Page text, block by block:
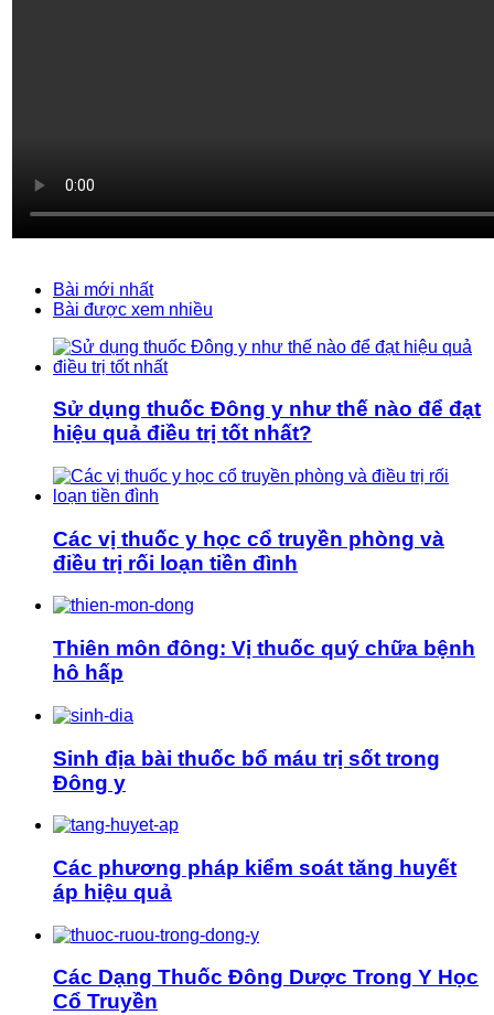
Bài mới nhất
Bài được xem nhiều
Sử dụng thuốc Đông y như thế nào để đạt
hiệu quả điều trị tốt nhất?
Các vị thuốc y học cổ truyền phòng và
điều trị rối loạn tiền đình
Thiên môn đông: Vị thuốc quý chữa bệnh
hô hấp
Sinh địa bài thuốc bổ máu trị sốt trong
Đông y
Các phương pháp kiểm soát tăng huyết
áp hiệu quả
Các Dạng Thuốc Đông Dược Trong Y Học
Cổ Truyền